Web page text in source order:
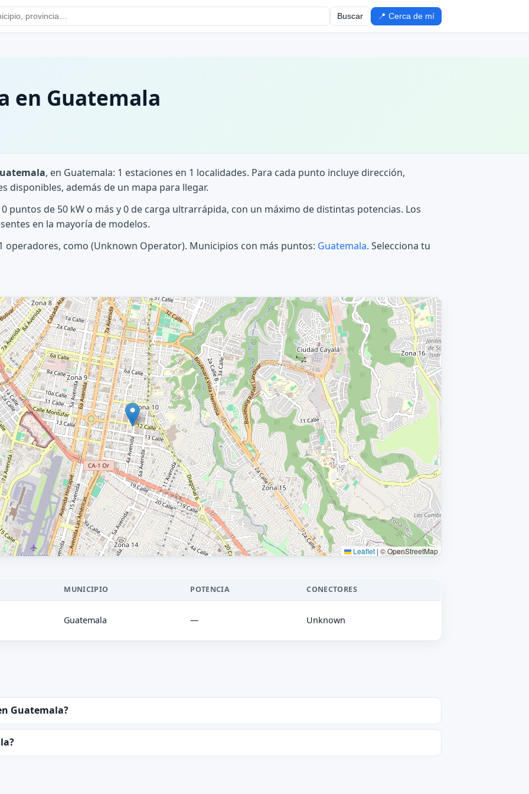
Buscar 📍 Cerca de mí
en Guatemala
, en Guatemala: 1 estaciones en 1 localidades. Para cada punto incluye dirección,
disponibles, además de un mapa para llegar.
puntos de 50 kW o más y 0 de carga ultrarrápida, con un máximo de distintas potencias. Los
en la mayoría de modelos.
como (Unknown Operator). Municipios con más puntos: Guatemala. Selecciona tu
Leaflet | © OpenStreetMap
MUNICIPIO POTENCIA CONECTORES
Guatemala — Unknown
Guatemala?